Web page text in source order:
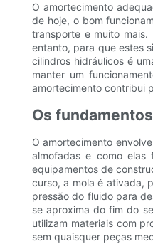
O amortecimento
de hoje, o bom
transporte e muito
entanto, para que estes
cilindros hidráulicos é
manter um
amortecimento contribui
Os
O amortecimento
almofadas e como elas
equipamentos de
curso, a mola é ativada,
pressão do fluido para
se aproxima do fim do
utilizam materiais com
sem quaisquer peças